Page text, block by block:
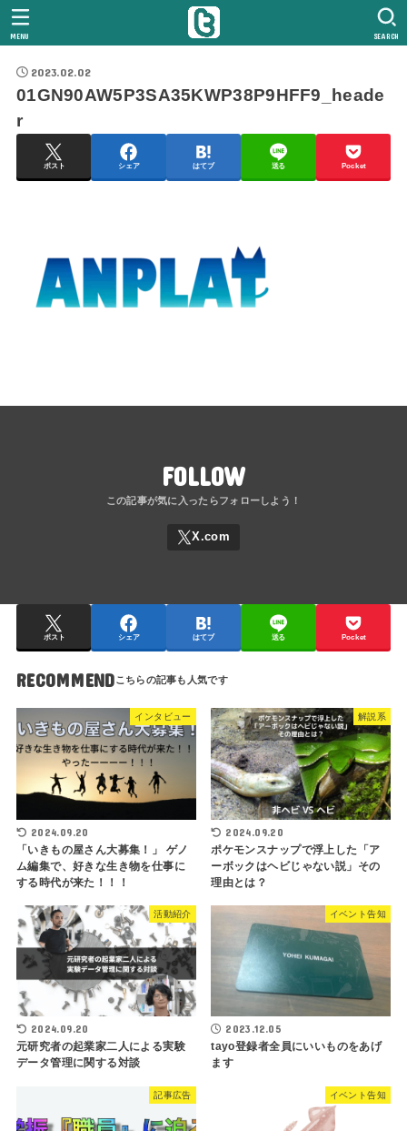
SEARCH
MENU
2023.02.02
01GN90AW5P3SA35KWP38P9HFF9_heade
r
ポスト シェア はてブ 送る Pocket
FOLLOW
ポスト シェア はてブ 送る Pocket
RECOMMEND
インタビュー
2024.09.20
「いきもの屋さん大募集！」 ゲノ
ム編集で、好きな生き物を仕事に
する時代が来た！！！
解説系
2024.09.20
ポケモンスナップで浮上した「ア
ーボックはヘビじゃない説」その
理由とは？
活動紹介
2024.09.20
元研究者の起業家二人による実験
データ管理に関する対談
イベント告知
2023.12.05
tayo登録者全員にいいものをあげ
ます
記事広告 イベント告知